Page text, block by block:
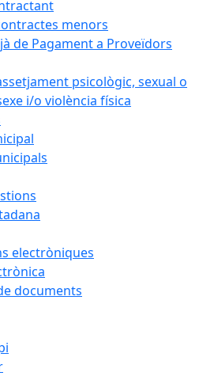
menors
de Pagament a Proveïdors
psicològic, sexual o
i/o violència física
electròniques
documents